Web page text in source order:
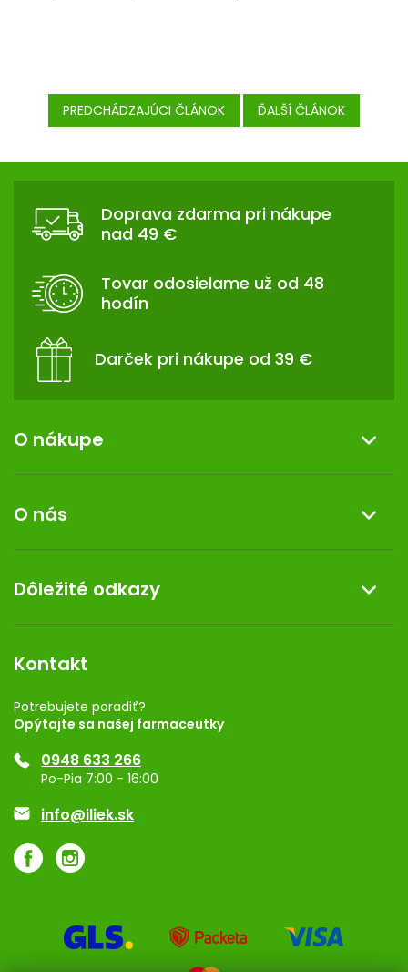
PREDCHÁDZAJÚCI ČLÁNOK ĎALŠÍ ČLÁNOK
Z
Doprava zdarma pri nákupe
nad 49 €
Tovar odosielame už od 48
hodín
Darček pri nákupe od 39 €
O nákupe
Reklamácia a vrátenie tovaru
Doprava a platba
Darček k nákupu
O nás
Kontakt
Dermocentrum
Dôležité odkazy
Rozhodnutie na prevádzku
Registrácia
Ponuka pre firmy
Značky
Kontakt
Potrebujete poradiť?
Opýtajte sa našej farmaceutky
0948 633 266
Po-Pia 7:00 - 16:00
info@iliek.sk